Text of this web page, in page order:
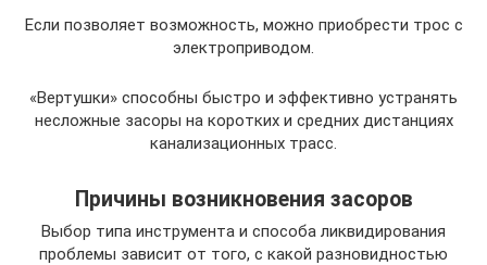
Если позволяет возможность, можно приобрести трос с
электроприводом.
«Вертушки» способны быстро и эффективно устранять
несложные засоры на коротких и средних дистанциях
канализационных трасс.
Причины возникновения засоров
Выбор типа инструмента и способа ликвидирования
проблемы зависит от того, с какой разновидностью